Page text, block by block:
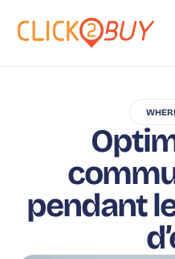
pendant